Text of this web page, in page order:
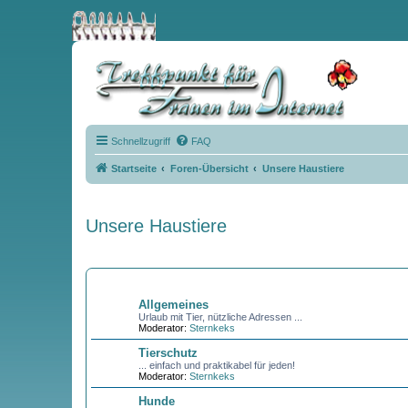
Schnellzugriff FAQ
Startseite Foren-Übersicht Unsere Haustiere
Unsere Haustiere
Allgemeines
Urlaub mit Tier, nützliche Adressen ...
Moderator: Sternkeks
Tierschutz
... einfach und praktikabel für jeden!
Moderator: Sternkeks
Hunde